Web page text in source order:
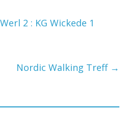
2 : KG Wickede 1
Nordic Walking Treff →